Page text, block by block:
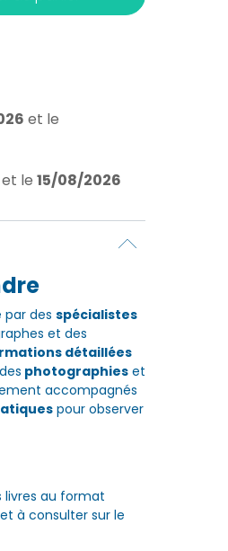
et le
et le 15/08/2026
des spécialistes
et des
détaillées
photographieset
accompagnés
pour observer
livres au format
à consulter sur le